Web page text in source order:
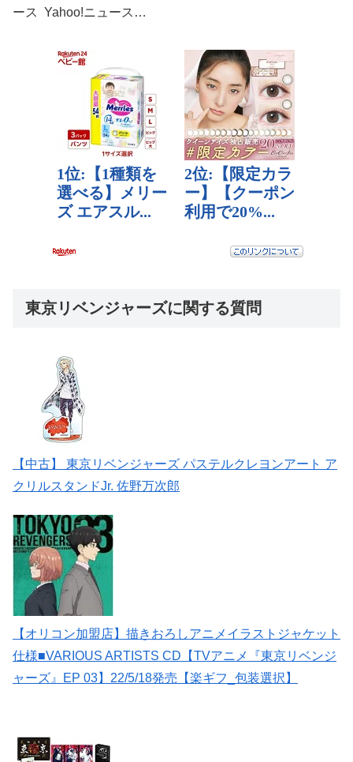
ース Yahoo!ニュース…
東京リベンジャーズに関する質問
【中古】 東京リベンジャーズ パステルクレヨンアート ア
クリルスタンドJr. 佐野万次郎
【オリコン加盟店】描きおろしアニメイラストジャケット
仕様■VARIOUS ARTISTS CD【TVアニメ『東京リベンジ
ャーズ』EP 03】22/5/18発売【楽ギフ_包装選択】